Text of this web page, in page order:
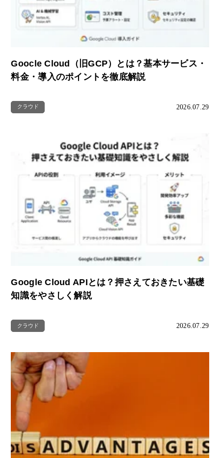
Goocle Cloud（旧GCP）とは？基本サービス・
料金・導入のポイントを徹底解説
クラウド 2026.07.29
Google Cloud APIとは？押さえておきたい基礎
知識をやさしく解説
クラウド 2026.07.29